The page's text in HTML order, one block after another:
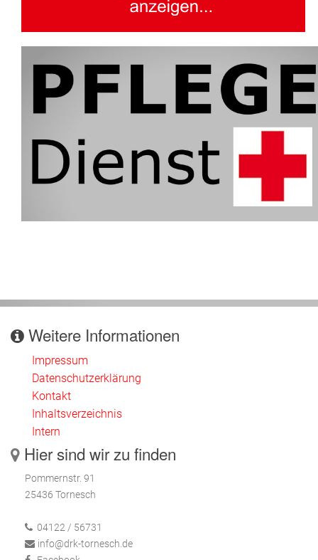
Weitere Informationen
Impressum
Datenschutzerklärung
Kontakt
Inhaltsverzeichnis
Intern
Hier sind wir zu finden
Pommernstr. 91
25436 Tornesch
04122 / 56731
info@drk-tornesch.de